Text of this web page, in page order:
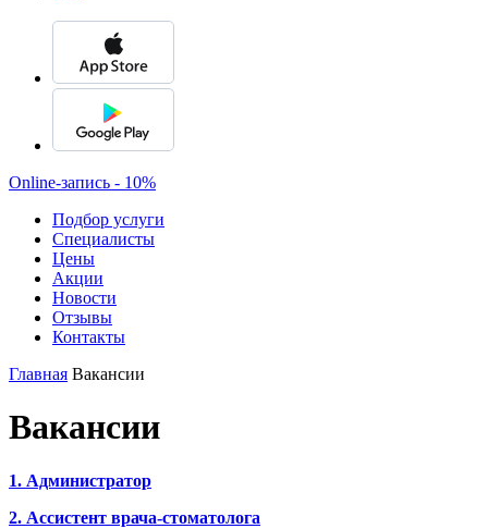
Online-запись - 10%
Подбор услуги
Специалисты
Цены
Акции
Новости
Отзывы
Контакты
Главная Вакансии
Вакансии
1. Администратор
2. Ассистент врача-стоматолога